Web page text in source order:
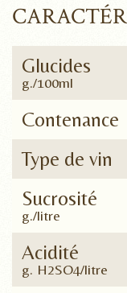
Glucides
g./100ml
Contenance
Type de vin
Sucrosité
g./litre
Acidité
g. H2SO4/litre